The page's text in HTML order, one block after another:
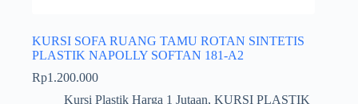
KURSI SOFA RUANG TAMU ROTAN SINTETIS
PLASTIK NAPOLLY SOFTAN 181-A2
Rp1.200.000
Kursi Plastik Harga 1 Jutaan, KURSI PLASTIK